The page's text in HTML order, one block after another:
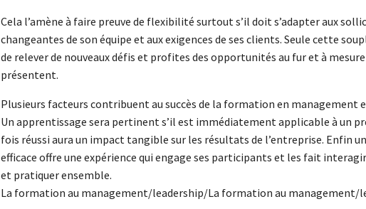
Cela l’amène à faire preuve de flexibilité surtout s’il doit s’adapter aux
changeantes de son équipe et aux exigences de ses clients. Seule cette
de relever de nouveaux défis et profites des opportunités au fur et à mesure
présentent.
Plusieurs facteurs contribuent au succès de la formation en management
Un apprentissage sera pertinent s’il est immédiatement applicable à un
fois réussi aura un impact tangible sur les résultats de l’entreprise. Enfin
efficace offre une expérience qui engage ses participants et les fait
et pratiquer ensemble.
La formation au management/leadership/La formation au management/